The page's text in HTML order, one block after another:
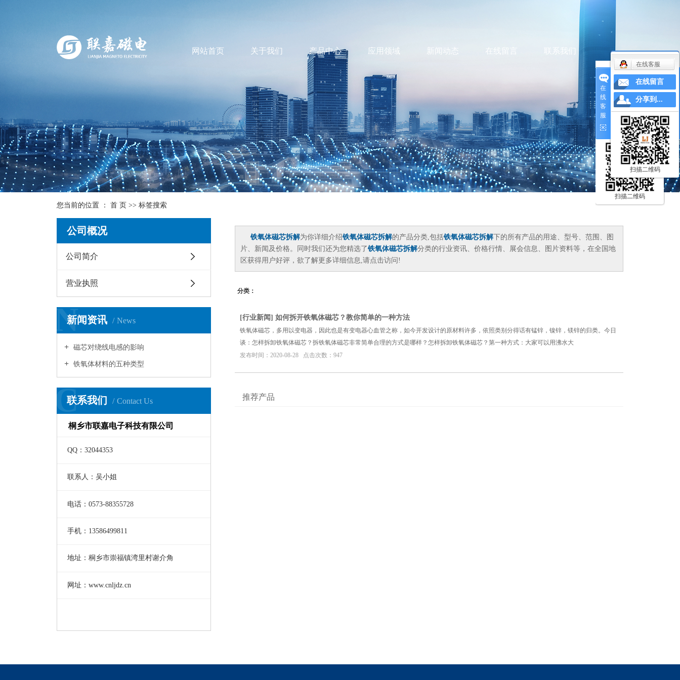
网站首页 关于我们 产品中心 应用领域 新闻动态 在线留言 联系我们
您当前的位置 ： 首 页 >> 标签搜索
公司概况
公司简介
营业执照
新闻资讯 News
N
磁芯对绕线电感的影响
铁氧体材料的五种类型
联系我们 Contact Us
C
桐乡市联嘉电子科技有限公司
QQ：32044353
联系人：吴小姐
电话：0573-88355728
手机：13586499811
地址：桐乡市崇福镇湾里村谢介角
网址：www.cnljdz.cn
铁氧体磁芯拆解为你详细介绍铁氧体磁芯拆解的产品分类,包括铁氧体磁芯拆解下的所有产品的用途、型号、范围、图
片、新闻及价格。同时我们还为您精选了铁氧体磁芯拆解分类的行业资讯、价格行情、展会信息、图片资料等，在全国地
区获得用户好评，欲了解更多详细信息,请点击访问!
分类：
[行业新闻] 如何拆开铁氧体磁芯？教你简单的一种方法
铁氧体磁芯，多用以变电器，因此也是有变电器心血管之称，如今开发设计的原材料许多，依照类别分得话有锰锌，镍锌，镁锌的归类。今日
谈：怎样拆卸铁氧体磁芯？拆铁氧体磁芯非常简单合理的方式是哪样？怎样拆卸铁氧体磁芯？第一种方式：大家可以用沸水大
发布时间：2020-08-28 点击次数：947
推荐产品
在
客
在线客服
在线留言
分享到...
扫描二维码
在
线
客
服
在线客服
在线留言
分享到...
扫描二维码